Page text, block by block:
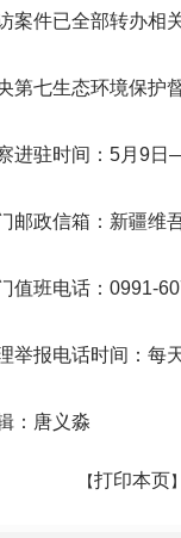
案件已全部转办相
第七生态环境保护
进驻时间：5月9日
邮政信箱：新疆维
值班电话：0991-
举报电话时间：每
：唐义淼
【打印本页